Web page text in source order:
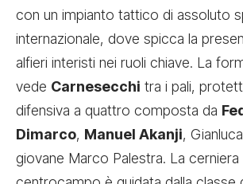
con un impianto tattico di assoluto
internazionale, dove spicca la
alfieri interisti nei ruoli chiave. La
vede Carnesecchi tra i pali,
difensiva a quattro composta da
Dimarco, Manuel Akanji,
giovane Marco Palestra. La cerniera